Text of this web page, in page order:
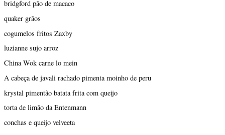
bridgford pão de macaco
quaker grãos
cogumelos fritos Zaxby
luzianne sujo arroz
China Wok carne lo mein
A cabeça de javali rachado pimenta moinho de peru
krystal pimentão batata frita com queijo
torta de limão da Entenmann
conchas e queijo velveeta